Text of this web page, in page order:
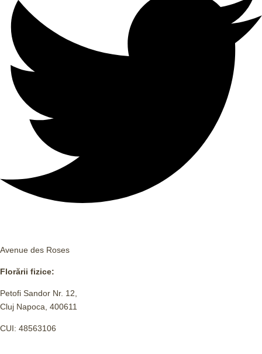
Avenue des Roses
Florării fizice:
Petofi Sandor Nr. 12,
Cluj Napoca, 400611
CUI: 48563106